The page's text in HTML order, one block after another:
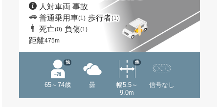
人対車両 事故
普通乗用車(1) 歩行者(1)
死亡(0) 負傷(1)
距離475m
65～74歳
他
曇
幅5.5～
9.0m
他
信号なし